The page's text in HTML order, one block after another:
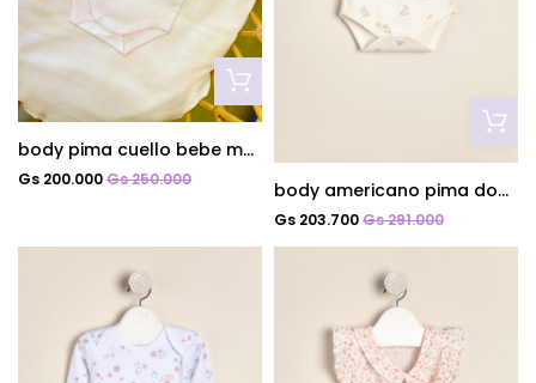
body pima cuello bebe mc bl/ro
Gs 200.000Gs 250.000 body americano pima dou dou rosa
Gs 203.700Gs 291.000